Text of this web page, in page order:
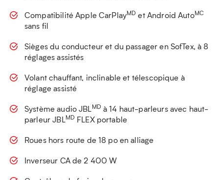
Compatibilité Apple CarPlayMD et Android AutoMC
sans fil
Sièges du conducteur et du passager en SofTex, à 8
réglages assistés
Volant chauffant, inclinable et télescopique à
réglage assisté
Système audio JBLMD à 14 haut-parleurs avec haut-
parleur JBLMD FLEX portable
Roues hors route de 18 po en alliage
Inverseur CA de 2 400 W